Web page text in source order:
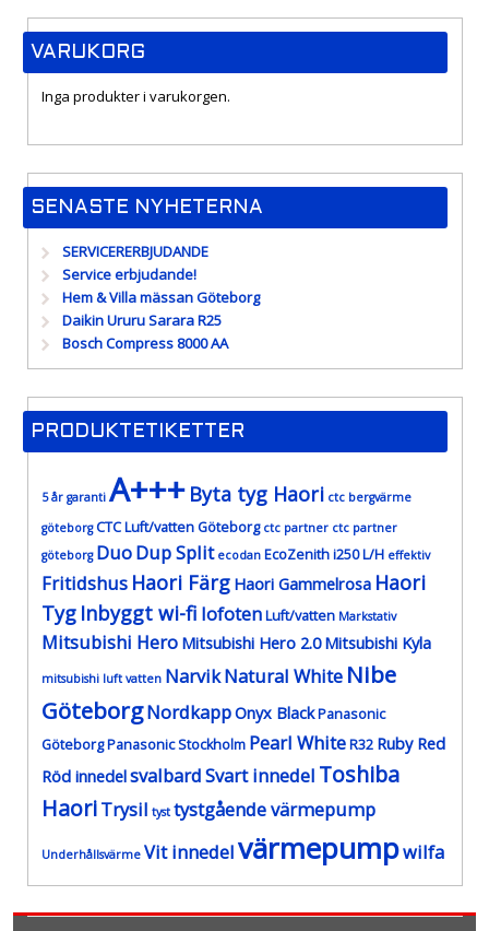
VARUKORG
Inga produkter i varukorgen.
SENASTE NYHETERNA
SERVICERERBJUDANDE
Service erbjudande!
Hem & Villa mässan Göteborg
Daikin Ururu Sarara R25
Bosch Compress 8000 AA
PRODUKTETIKETTER
5 år garanti A+++ Byta tyg Haori ctc bergvärme
göteborg CTC Luft/vatten Göteborg ctc partner ctc partner
göteborg DuoDup Split ecodan EcoZenith i250 L/H effektiv
Fritidshus Haori Färg Haori Gammelrosa Haori
Tyg Inbyggt wi-fi lofotenLuft/vatten Markstativ
Mitsubishi Hero Mitsubishi Hero 2.0 Mitsubishi Kyla
mitsubishi luft vatten NarvikNatural White Nibe
GöteborgNordkappOnyx BlackPanasonic
GöteborgPanasonic Stockholm Pearl WhiteR32 Ruby Red
Röd innedelsvalbardSvart innedel Toshiba
HaoriTrysil tyst tystgående värmepump
Underhållsvärme Vit innedelvärmepumpwilfa